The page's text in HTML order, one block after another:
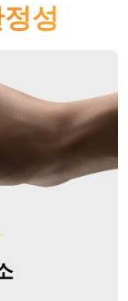
성